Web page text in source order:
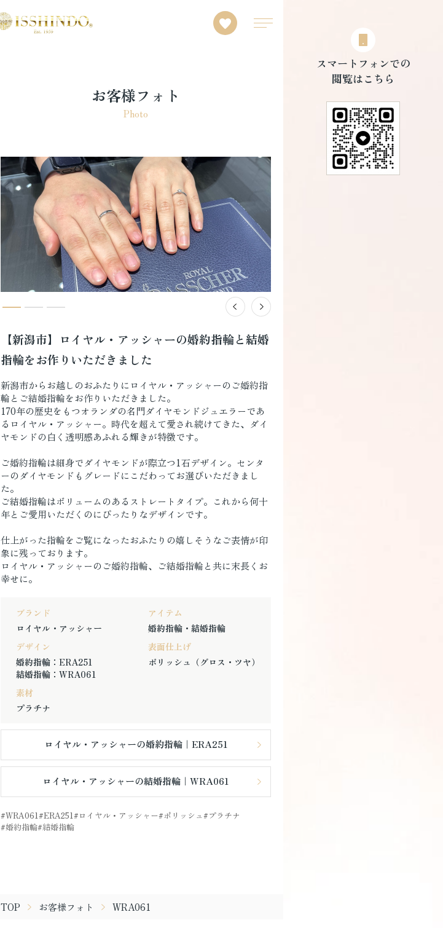
スマートフォンでの
閲覧はこちら
お客様フォト
Photo
【新潟市】ロイヤル・アッシャーの婚約指輪と結婚
指輪をお作りいただきました
新潟市からお越しのおふたりにロイヤル・アッシャーのご婚約指
輪とご結婚指輪をお作りいただきました。
170年の歴史をもつオランダの名門ダイヤモンドジュエラーであ
るロイヤル・アッシャー。時代を超えて愛され続けてきた、ダイ
ヤモンドの白く透明感あふれる輝きが特徴です。
ご婚約指輪は細身でダイヤモンドが際立つ1石デザイン。センタ
ーのダイヤモンドもグレードにこだわってお選びいただきまし
た。
ご結婚指輪はボリュームのあるストレートタイプ。これから何十
年とご愛用いただくのにぴったりなデザインです。
仕上がった指輪をご覧になったおふたりの嬉しそうなご表情が印
象に残っております。
ロイヤル・アッシャーのご婚約指輪、ご結婚指輪と共に末長くお
幸せに。
ブランド
ロイヤル・アッシャー
アイテム
婚約指輪・結婚指輪
デザイン
婚約指輪：ERA251
結婚指輪：WRA061
表面仕上げ
ポリッシュ（グロス・ツヤ）
素材
プラチナ
ロイヤル・アッシャーの婚約指輪｜ERA251
ロイヤル・アッシャーの結婚指輪｜WRA061
WRA061 ERA251 ロイヤル・アッシャー ポリッシュ
プラチナ
婚約指輪 結婚指輪
TOP お客様フォト WRA061